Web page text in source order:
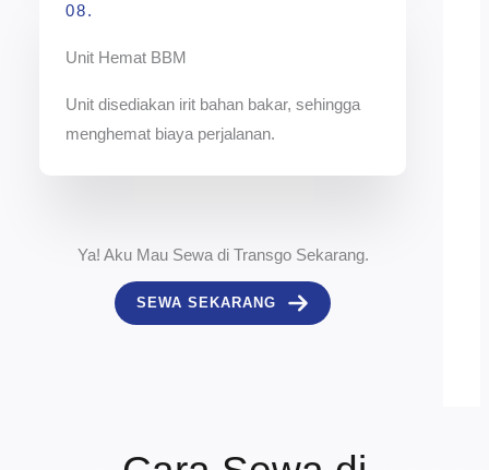
08.
Unit Hemat BBM
Unit disediakan irit bahan bakar, sehingga
menghemat biaya perjalanan.
Ya! Aku Mau Sewa di Transgo Sekarang.
SEWA SEKARANG